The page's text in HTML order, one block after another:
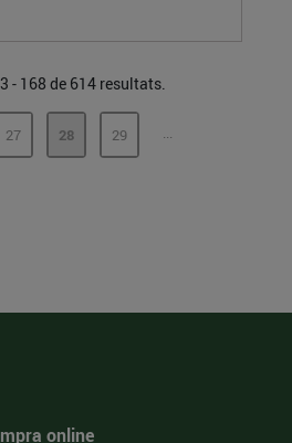
- 168 de 614 resultats.
INTERMÈDIES
PÀGINA
27 PÀGINA
28 PÀGINA
29 ...PÀGINES
online